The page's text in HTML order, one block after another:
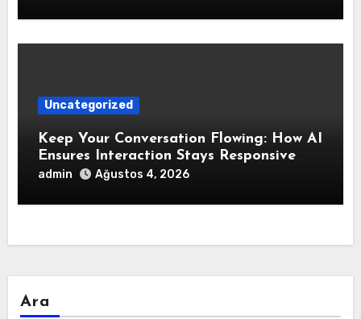
Uncategorized
Keep Your Conversation Flowing: How AI
Ensures Interaction Stays Responsive
During Dialogue
admin Ağustos 4, 2026
Ara